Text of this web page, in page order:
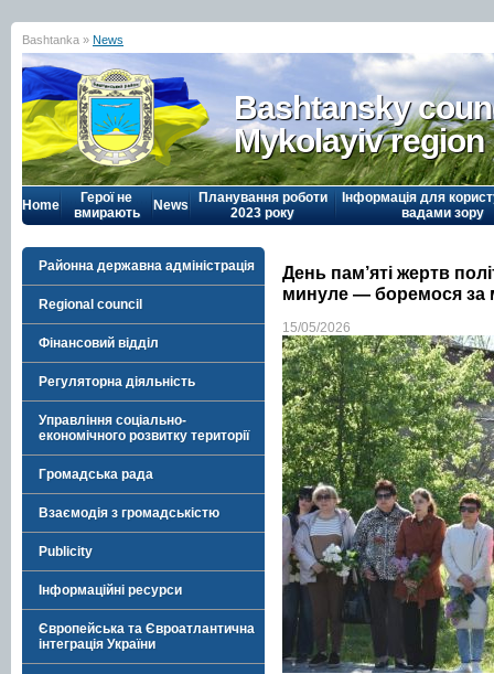
Bashtanka » News
Bashtansky
Mykolayiv region
Home
Герої не
вмирають
News
Планування роботи
2023 року
Інформація для
вадами зору
Районна державна адміністрація
Regional council
Фінансовий відділ
Регуляторна діяльність
Управління соціально-
економічного розвитку території
Громадська рада
Взаємодія з громадськістю
Publicity
Інформаційні ресурси
Європейська та Євроатлантична
інтеграція України
День пам’яті жертв
минуле — боремося за
15/05/2026